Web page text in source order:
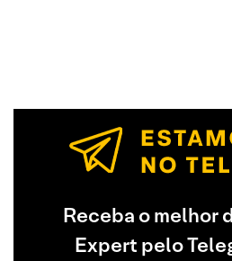
Receba o melhor
Expert pelo